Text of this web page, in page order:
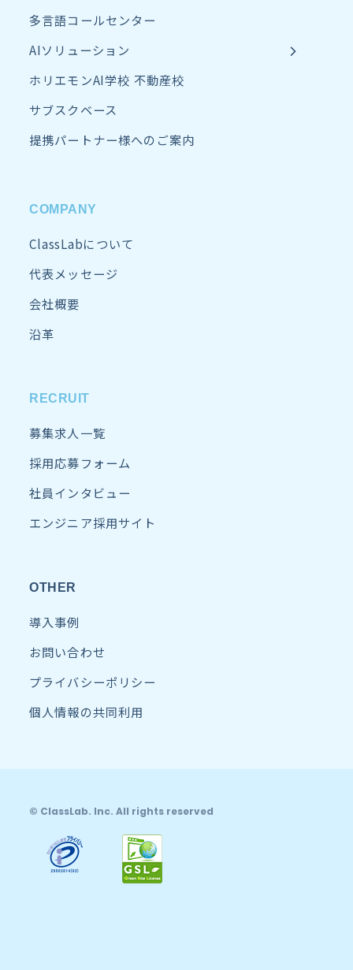
多言語コールセンター
AIソリューション
ホリエモンAI学校 不動産校
サブスクベース
提携パートナー様へのご案内
COMPANY
ClassLabについて
代表メッセージ
会社概要
沿革
RECRUIT
募集求人一覧
採用応募フォーム
社員インタビュー
エンジニア採用サイト
OTHER
導入事例
お問い合わせ
プライバシーポリシー
個人情報の共同利用
© ClassLab. Inc. All rights reserved